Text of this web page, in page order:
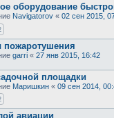
оборудование
Navigatorov « 02 сен 2015,
garri « 27 янв 2015, 16:42
площадки
Маришкин « 09 сен 2014,
авиации